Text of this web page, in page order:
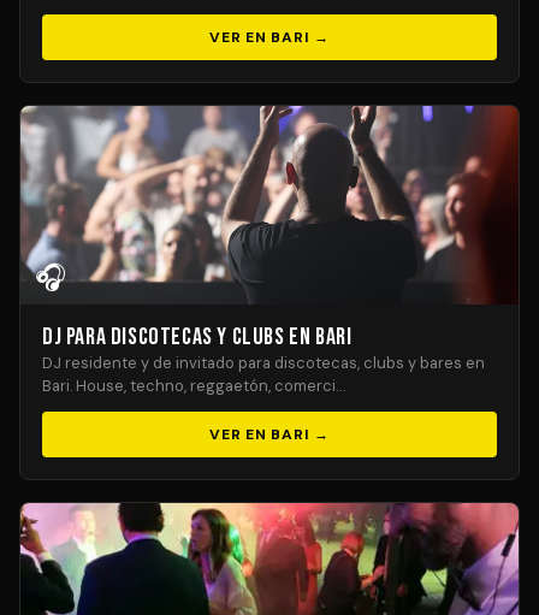
VER EN BARI →
🎧
DJ para Discotecas y Clubs en Bari
DJ residente y de invitado para discotecas, clubs y bares en
Bari. House, techno, reggaetón, comerci…
VER EN BARI →